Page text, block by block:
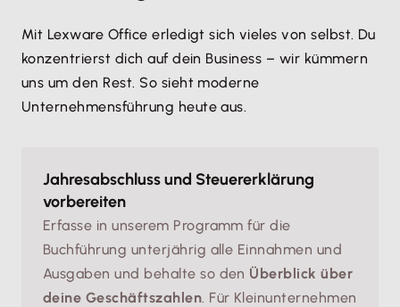
Mit Lexware Office erledigt sich vieles von selbst. Du
konzentrierst dich auf dein Business – wir kümmern
uns um den Rest. So sieht moderne
Unternehmensführung heute aus.
Jahresabschluss und Steuererklärung
vorbereiten
Erfasse in unserem Programm für die
Buchführung unterjährig alle Einnahmen und
Ausgaben und behalte so den Überblick über
deine Geschäftszahlen . Für Kleinunternehmen